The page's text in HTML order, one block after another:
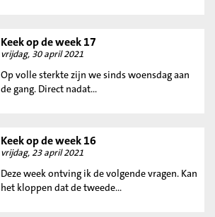
Keek op de week 17
vrijdag, 30 april 2021
Op volle sterkte zijn we sinds woensdag aan
de gang. Direct nadat...
Keek op de week 16
vrijdag, 23 april 2021
Deze week ontving ik de volgende vragen. Kan
het kloppen dat de tweede...